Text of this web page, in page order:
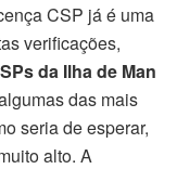
CSP já é uma
verificações,
da Ilha de Man
das mais
seria de esperar,
alto. A